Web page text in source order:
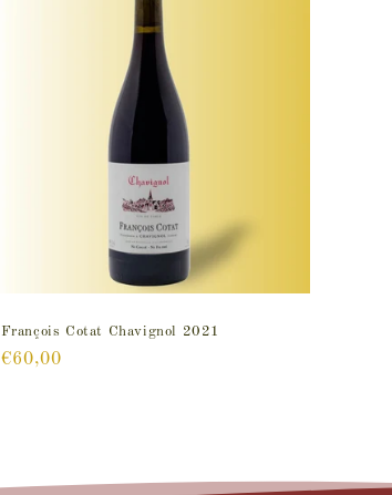
François Cotat Chavignol 2021
Prix
€60,00